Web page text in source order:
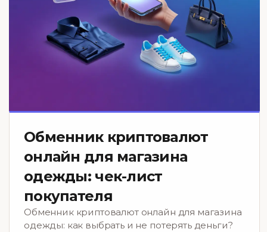
Обменник криптовалют
онлайн для магазина
одежды: чек-лист
покупателя
Обменник криптовалют онлайн для магазина
одежды: как выбрать и не потерять деньги?